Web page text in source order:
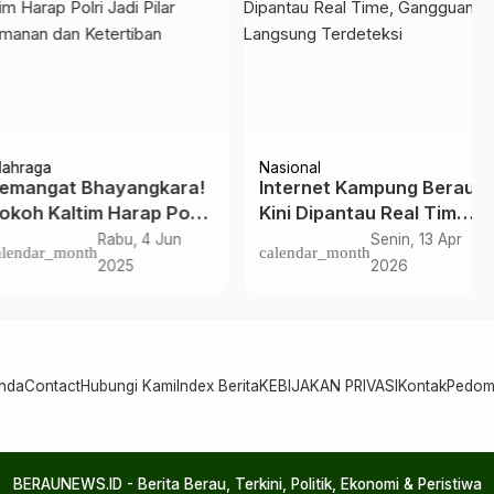
Berau
Berau Imbau
Laporkan
Tenaga Kerja
Senin, 6 Okt
2025
Pariwara Pemkab Berau
Sri Juniarsih Pastikan
Program Dana RT Tetap
calendar_month
Minggu, 19 Apr
2026
ContactHubungi Kami Index BeritaKEBIJAKAN PRIVASI Kontak
BERAUNEWS.ID - Berita Berau, Terkini, Politik, Ekonomi & Peristiwa